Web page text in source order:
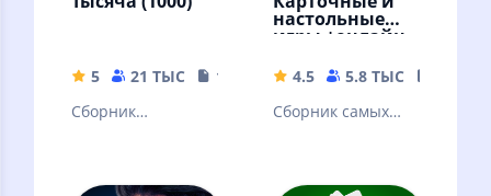
5 21 ТЫС
17.74 MB
Сборник
Косынка, Паук,
настольные
игры +онлайн
4.5 5.8 ТЫС
Сборник самых
настольных игр. С